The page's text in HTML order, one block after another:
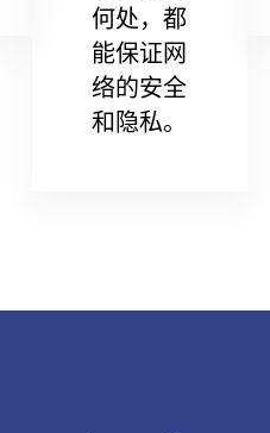
何处，都
能保证网
络的安全
和隐私。